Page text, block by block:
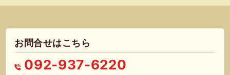
お問合せはこちら
092-937-6220